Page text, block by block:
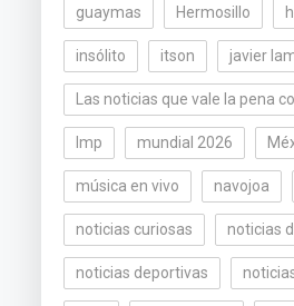
guaymas Hermosillo
insólito itson javier
Las noticias que vale la pena
lmp mundial 2026
música en vivo navojoa
noticias curiosas noticias
noticias deportivas